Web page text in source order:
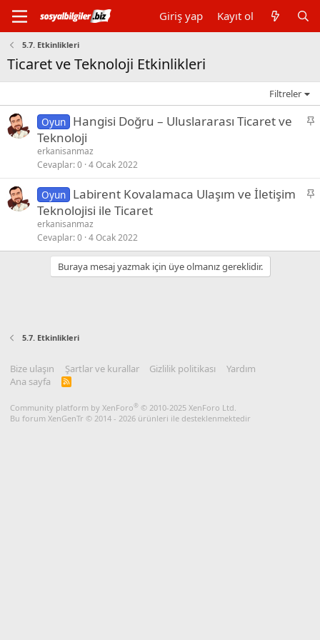
Giriş yap Kayıt ol
5.7. Etkinlikleri
Ticaret ve Teknoloji Etkinlikleri
Filtreler
S
t
Oyun Hangisi Doğru – Uluslararası Ticaret ve
Teknoloji
erkanisanmaz
Cevaplar 0 4 Ocak 2022
S
t
Oyun Labirent Kovalamaca Ulaşım ve İletişim
Teknolojisi ile Ticaret
erkanisanmaz
Cevaplar 0 4 Ocak 2022
Buraya mesaj yazmak için üye olmanız gereklidir.
5.7. Etkinlikleri
Bize ulaşın Şartlar ve kurallar Gizlilik politikası
Yardım
Ana sayfa
R
Community platform by XenForo® © 2010-2025 XenForo Ltd.
Bu forum XenGenTr © 2014 - 2026 ürünleri ile desteklenmektedir